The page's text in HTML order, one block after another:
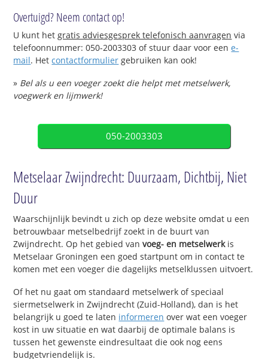
Overtuigd? Neem contact op!
U kunt hetgratis adviesgesprek telefonisch aanvragen via
telefoonnummer: 050-2003303 of stuur daar voor eene-
mail. Hetcontactformulier gebruiken kan ook!
» Bel als u een voeger zoekt die helpt met metselwerk,
voegwerk en lijmwerk!
050-2003303
Metselaar Zwijndrecht: Duurzaam, Dichtbij, Niet
Duur
Waarschijnlijk bevindt u zich op deze website omdat u een
betrouwbaar metselbedrijf zoekt in de buurt van
Zwijndrecht. Op het gebied van voeg- en metselwerkis
Metselaar Groningen een goed startpunt om in contact te
komen met een voeger die dagelijks metselklussen uitvoert.
Of het nu gaat om standaard metselwerk of speciaal
siermetselwerk in Zwijndrecht (Zuid-Holland), dan is het
belangrijk u goed te laten informeren over wat een voeger
kost in uw situatie en wat daarbij de optimale balans is
tussen het gewenste eindresultaat die ook nog eens
budgetvriendelijk is.